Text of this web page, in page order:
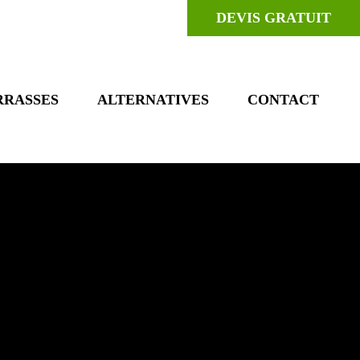
DEVIS GRATUIT
ALTERNATIVES CONTACT